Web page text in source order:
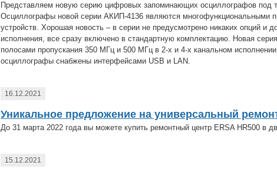
Представляем новую серию цифровых запоминающих осциллографов под
Осциллографы новой серии АКИП-4136 являются многофункциональными
устройств. Хорошая новость – в серии не предусмотрено никаких опций и
исполнения, все сразу включено в стандартную комплектацию. Новая
полосами пропускания 350 МГц и 500 МГц в 2-х и 4-х канальном
осциллографы снабжены интерфейсами USB и LAN.
16.12.2021
Уникальное предложение на универсальный
До 31 марта 2022 года вы можете купить ремонтный центр ERSA HR500 в
15.12.2021